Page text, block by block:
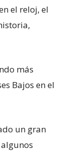
el reloj, el
más
Bajos en el
un gran